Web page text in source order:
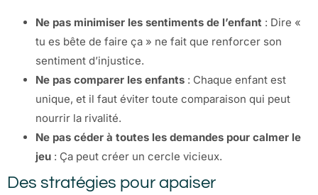
Ne pas minimiser les sentiments de l’enfant : Dire «
tu es bête de faire ça » ne fait que renforcer son
sentiment d’injustice.
Ne pas comparer les enfants : Chaque enfant est
unique, et il faut éviter toute comparaison qui peut
nourrir la rivalité.
Ne pas céder à toutes les demandes pour calmer le
jeu : Ça peut créer un cercle vicieux.
Des stratégies pour apaiser